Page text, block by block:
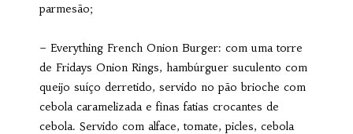
parmesão;
– Everything French Onion Burger: com uma torre
de Fridays Onion Rings, hambúrguer suculento com
queijo suíço derretido, servido no pão brioche com
cebola caramelizada e finas fatias crocantes de
cebola. Servido com alface, tomate, picles, cebola